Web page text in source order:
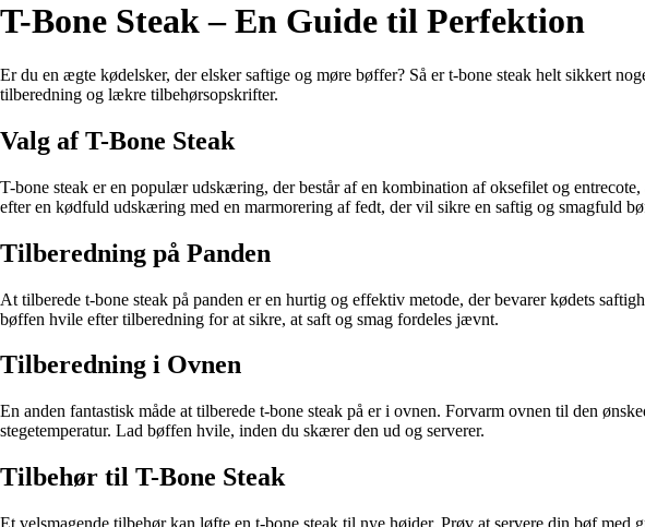
T-Bone Steak – En Guide til Perfektion
Er du en ægte kødelsker, der elsker saftige og møre bøffer? Så er t-bone steak helt sikkert
tilberedning og lækre tilbehørsopskrifter.
Valg af T-Bone Steak
T-bone steak er en populær udskæring, der består af en kombination af oksefilet og
efter en kødfuld udskæring med en marmorering af fedt, der vil sikre en saftig og smagfuld
Tilberedning på Panden
At tilberede t-bone steak på panden er en hurtig og effektiv metode, der bevarer kødets
bøffen hvile efter tilberedning for at sikre, at saft og smag fordeles jævnt.
Tilberedning i Ovnen
En anden fantastisk måde at tilberede t-bone steak på er i ovnen. Forvarm ovnen til den
stegetemperatur. Lad bøffen hvile, inden du skærer den ud og serverer.
Tilbehør til T-Bone Steak